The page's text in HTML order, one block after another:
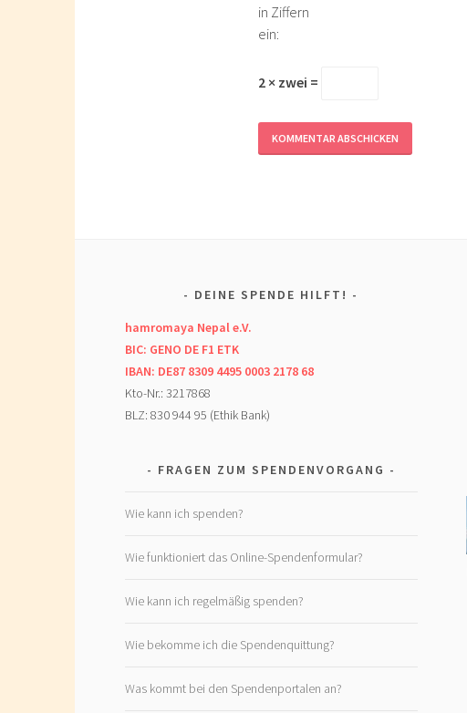
in Ziffern
ein:
2 × zwei =
DEINE SPENDE HILFT!
hamromaya Nepal e.V.
BIC: GENO DE F1 ETK
IBAN: DE87 8309 4495 0003 2178 68
Kto-Nr.: 3217868
BLZ: 830 944 95 (Ethik Bank)
FRAGEN ZUM SPENDENVORGANG
Wie kann ich spenden?
Wie funktioniert das Online-Spendenformular?
Wie kann ich regelmäßig spenden?
Wie bekomme ich die Spendenquittung?
Was kommt bei den Spendenportalen an?